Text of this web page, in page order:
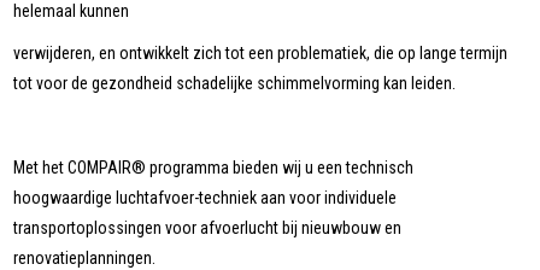
helemaal kunnen
verwijderen, en ontwikkelt zich tot een problematiek, die op lange termijn
tot voor de gezondheid schadelijke schimmelvorming kan leiden.
Met het COMPAIR® programma bieden wij u een technisch
hoogwaardige luchtafvoer-techniek aan voor individuele
transportoplossingen voor afvoerlucht bij nieuwbouw en
renovatieplanningen.